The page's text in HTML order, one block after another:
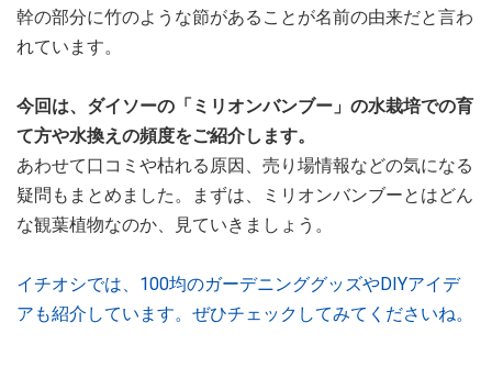
幹の部分に竹のような節があることが名前の由来だと言わ
れています。
今回は、ダイソーの「ミリオンバンブー」の水栽培での育
て方や水換えの頻度をご紹介します。
あわせて口コミや枯れる原因、売り場情報などの気になる
疑問もまとめました。まずは、ミリオンバンブーとはどん
な観葉植物なのか、見ていきましょう。
イチオシでは、100均のガーデニンググッズやDIYアイデ
アも紹介しています。ぜひチェックしてみてくださいね。